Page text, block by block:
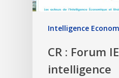
Intelligence
CR : Forum
intelligence